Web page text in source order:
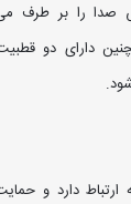
را بر طرف
دارای دو
دارد و